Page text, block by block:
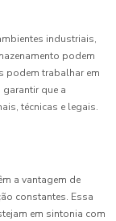
industriais,
podem
podem trabalhar em
que a
técnicas e legais.
a vantagem de
constantes. Essa
em sintonia com